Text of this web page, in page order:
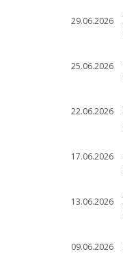
29.06.2026
25.06.2026
22.06.2026
17.06.2026
13.06.2026
09.06.2026